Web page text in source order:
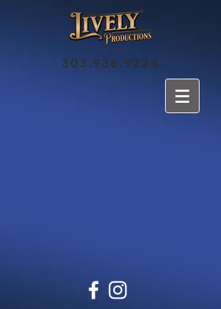
303.936.9224